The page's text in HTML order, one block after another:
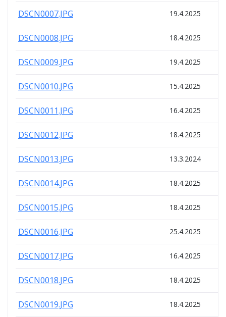
DSCN0007.JPG 19.4.2025
DSCN0008.JPG 18.4.2025
DSCN0009.JPG 19.4.2025
DSCN0010.JPG 15.4.2025
DSCN0011.JPG 16.4.2025
DSCN0012.JPG 18.4.2025
DSCN0013.JPG 13.3.2024
DSCN0014.JPG 18.4.2025
DSCN0015.JPG 18.4.2025
DSCN0016.JPG 25.4.2025
DSCN0017.JPG 16.4.2025
DSCN0018.JPG 18.4.2025
DSCN0019.JPG 18.4.2025